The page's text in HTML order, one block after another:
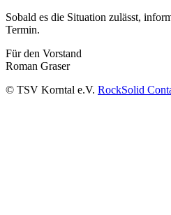
Sobald es die Situation zulässt,
Termin.
Für den Vorstand
Roman Graser
© TSV Korntal e.V. RockSolid